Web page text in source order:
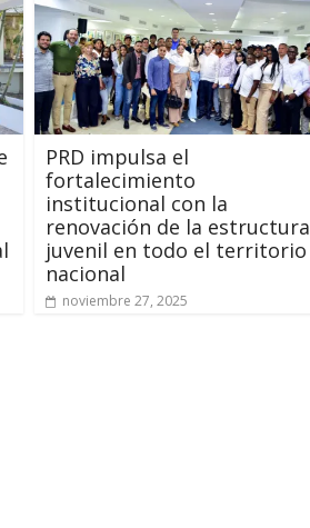
PRD impulsa el
fortalecimiento
institucional con la
renovación de la estructura
juvenil en todo el territorio
nacional
noviembre 27, 2025